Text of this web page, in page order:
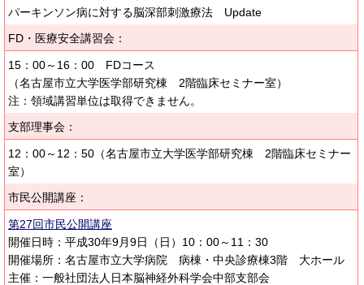
パーキンソン病に対する脳深部刺激療法 Update
FD・医療安全講習会：
15：00～16：00 FDコース
（名古屋市立大学医学部研究棟 2階臨床セミナー室）
注：領域講習単位は取得できません。
支部理事会：
12：00～12：50（名古屋市立大学医学部研究棟 2階臨床セミナー
室）
市民公開講座：
第27回市民公開講座
開催日時：平成30年9月9日（日）10：00～11：30
開催場所：名古屋市立大学病院 病棟・中央診療棟3階 大ホール
主催：一般社団法人日本脳神経外科学会中部支部会